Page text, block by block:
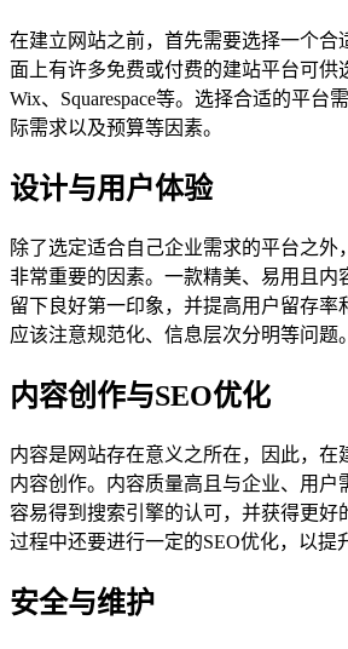
在建立网站之前，首先需要选择一个合
面上有许多免费或付费的建站平台可供
Wix、Squarespace等。选择合适的平台
际需求以及预算等因素。
设计与用户体验
除了选定适合自己企业需求的平台之外
非常重要的因素。一款精美、易用且内
留下良好第一印象，并提高用户留存率
应该注意规范化、信息层次分明等问题。
内容创作与SEO优化
内容是网站存在意义之所在，因此，在
内容创作。内容质量高且与企业、用户
容易得到搜索引擎的认可，并获得更好
过程中还要进行一定的SEO优化，以提
安全与维护